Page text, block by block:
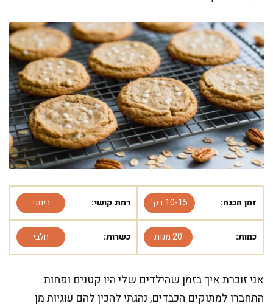
זמן הכנה: 10-15 דק' רמת קושי: בינוני
כמות: 20 מנות כשרות: חלבי
אני זוכרת איך בזמן שהילדים שלי היו קטנים ופחות
התחברו למתוקים הכבדים, נהגתי להכין להם עוגיות מן